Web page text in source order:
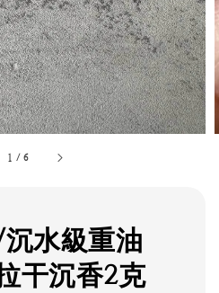
1 /6
沉水級重油
干沉香2克